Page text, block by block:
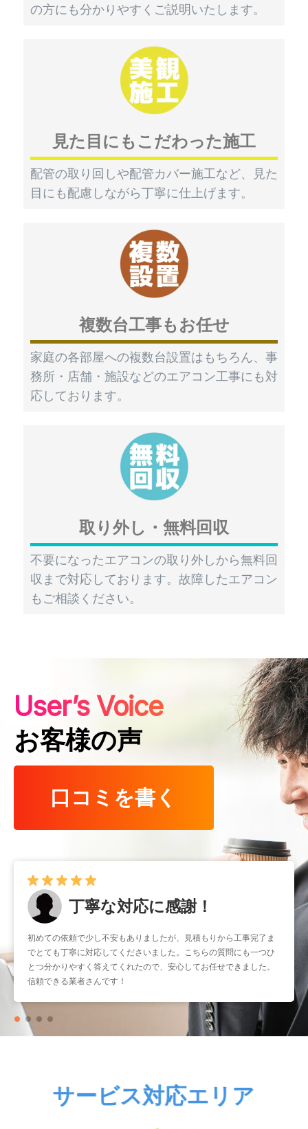
の方にも分かりやすくご説明いたします。
見た目にもこだわった施工
配管の取り回しや配管カバー施工など、見た
目にも配慮しながら丁寧に仕上げます。
複数台工事もお任せ
家庭の各部屋への複数台設置はもちろん、事
務所・店舗・施設などのエアコン工事にも対
応しております。
取り外し・無料回収
不要になったエアコンの取り外しから無料回
収まで対応しております。故障したエアコン
もご相談ください。
User’s Voice
お客様の声
口コミを書く
丁寧な対応に感謝！
初めての依頼で少し不安もありましたが、見積もりから工事完了ま
でとても丁寧に対応してくださいました。こちらの質問にも一つひ
とつ分かりやすく答えてくれたので、安心してお任せできました。
信頼できる業者さんです！
早くて確実！
暑くなる前に取り付けをお願いしたかったのですが、予約もスムー
ズで助かりました。工事もスピーディーなのに作業はとても丁寧
で、仕上がりも大満足です。こういう業者さんにまたお願いしたい
と思いました。
サービス対応エリア